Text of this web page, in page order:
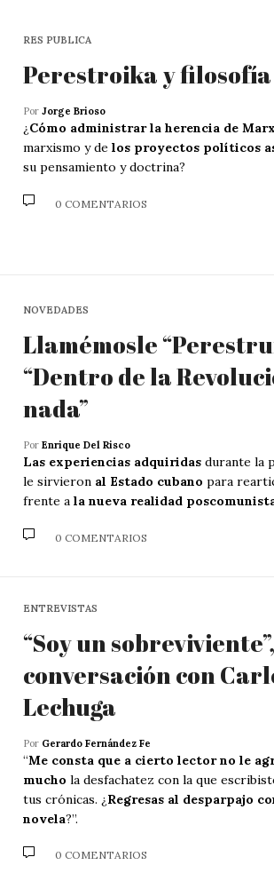
RES PUBLICA
Perestroika y filosofía
Por Jorge Brioso
¿Cómo administrar la herencia de Marx
marxismo y de los proyectos políticos
su pensamiento y doctrina?
0 COMENTARIOS
NOVEDADES
Llamémosle
“Dentro de la
nada”
Por Enrique Del Risco
Las experiencias adquiridas durante la
le sirvieron al Estado cubano para
frente a la nueva realidad
0 COMENTARIOS
ENTREVISTAS
“Soy un
conversación con
Lechuga
Por Gerardo Fernández Fe
“Me consta que a cierto lector no le
mucho la desfachatez con la que
tus crónicas. ¿Regresas al desparpajo
novela?”.
0 COMENTARIOS